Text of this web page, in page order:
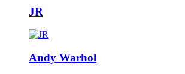
JR
Andy Warhol